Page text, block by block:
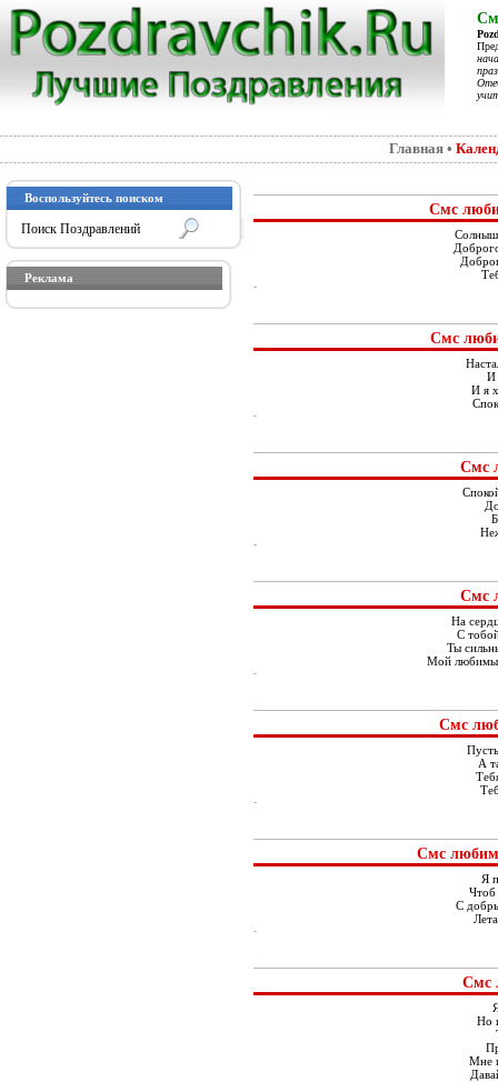
Главная •
Воспользуйтесь поиском
Реклама
Смс
Смс
И
И я
Смс
Смс
На
С
Ты
Мой
Смс
А
Смс
Я
Чтоб
С
Смс
Но
Мне